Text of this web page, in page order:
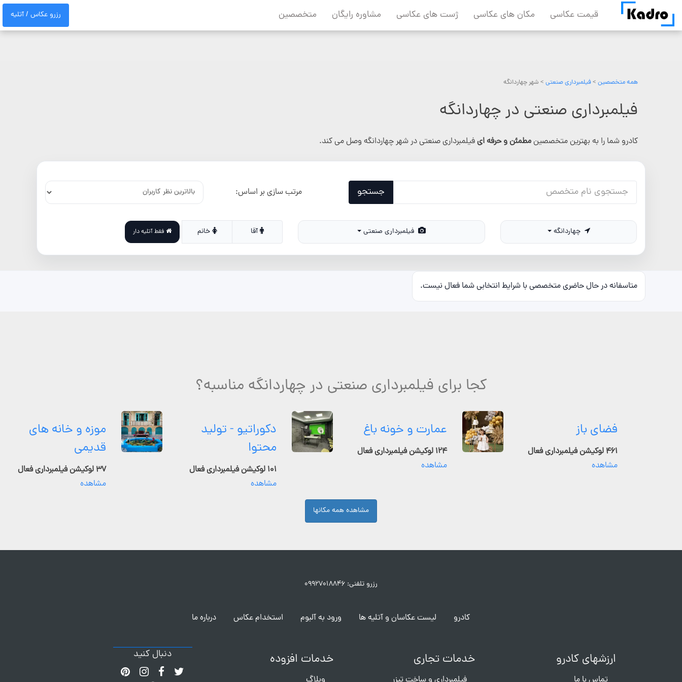
content
قیمت عکاسی مکان های عکاسی ژست های عکاسی مشاوره رایگان متخصصین رزرو عکاس / آتلیه
همه متخصصین >فیلمبرداری صنعتی > شهر چهاردانگه
فیلمبرداری صنعتی در چهاردانگه
کادرو شما را به بهترین متخصصینمطمئن و حرفه ایفیلمبرداری صنعتی در شهر چهاردانگه وصل می کند.
جستجو مرتب سازی بر اساس:
چهاردانگه فیلمبرداری صنعتی آقا خانم فقط آتلیه دار
متاسفانه در حال حاضری متخصصی با شرایط انتخابی شما فعال نیست.
کجا برای فیلمبرداری صنعتی در چهاردانگه مناسبه؟
فضای باز
۴۶۱ لوکیشن فیلمبرداری فعال
مشاهده
عمارت و خونه باغ
۱۲۴ لوکیشن فیلمبرداری فعال
مشاهده
دکوراتیو - تولید
محتوا
۱۰۱ لوکیشن فیلمبرداری فعال
مشاهده
موزه و خانه های
قدیمی
۳۷ لوکیشن فیلمبرداری فعال
مشاهده
مشاهده همه مکانها
رزرو تلفنی: ۰۹۹۲۷۰۱۸۸۴۶
کادرو لیست عکاسان و آتلیه ها ورود به آلبوم استخدام عکاس درباره ما
ارزشهای کادرو خدمات تجاری خدمات افزوده دنبال کنید